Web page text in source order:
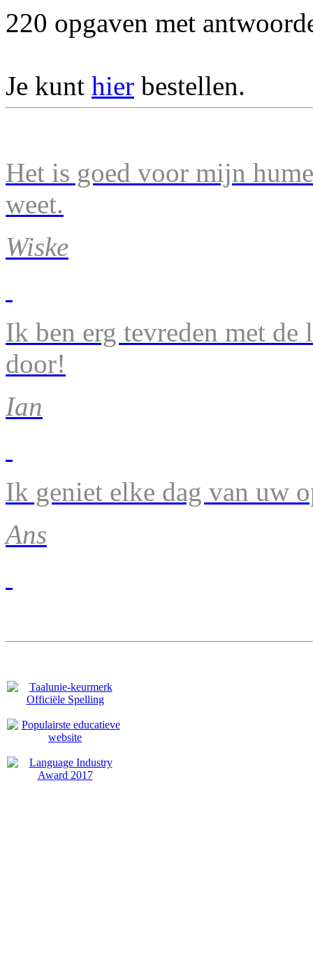
220 opgaven met
Je kunt hier bestellen.
Het is goed voor mijn
weet.
Wiske
Ik ben erg tevreden met de
door!
Ian
Ik geniet elke dag van uw
Ans